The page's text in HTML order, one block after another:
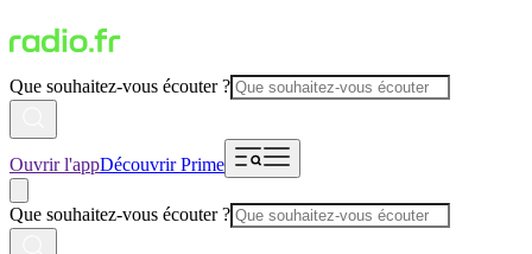
Que souhaitez-vous écouter ?
Ouvrir l'appDécouvrir Prime
Que souhaitez-vous écouter ?